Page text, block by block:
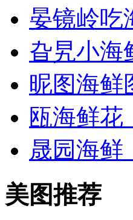
晏镜岭吃
旮旯小海
昵图海鲜
瓯海鲜花
晟园海鲜
美图推荐